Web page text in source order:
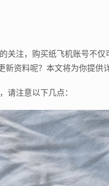
关注，购买纸飞机账号不
资料呢？本文将为你提供
请注意以下几点：